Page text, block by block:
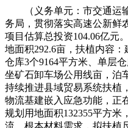
（义务单元：市交通运输
务局，贯彻落实高速公新鲜
项目估算总投资104.06亿元
地面积292.6亩，扶植内容
仓库3个9164平方米、单层
坐矿石卸车场公用线亩，泊
持续推进县域贸易系统扶植
物流基建嵌入应急功能，正
规划用地面积132355平方米
流、根本材料需求，拟扶植